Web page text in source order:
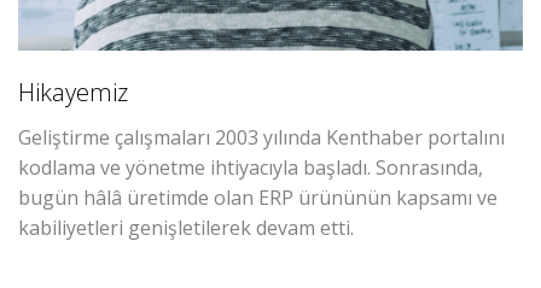
Hikayemiz
Geliştirme çalışmaları 2003 yılında Kenthaber portalını
kodlama ve yönetme ihtiyacıyla başladı. Sonrasında,
bugün hâlâ üretimde olan ERP ürününün kapsamı ve
kabiliyetleri genişletilerek devam etti.